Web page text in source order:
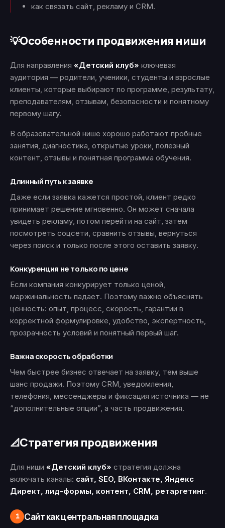
как связать сайт, рекламу и CRM.
💡Особенности продвижения ниши
Для направления «Детский клуб» ключевая
аудитория — родители, ученики, студенты и взрослые
клиенты, которые выбирают по программе, результату,
преподавателям, отзывам, безопасности и понятному
первому шагу.
В образовательной нише хорошо работают пробные
занятия, диагностика, открытые уроки, полезный
контент, отзывы и понятная программа обучения.
Длинный путь к заявке
Даже если заявка кажется простой, клиент редко
принимает решение мгновенно. Он может сначала
увидеть рекламу, потом перейти на сайт, затем
посмотреть соцсети, сравнить отзывы, вернуться
через поиск и только после этого оставить заявку.
Конкуренция не только по цене
Если компания конкурирует только ценой,
маржинальность падает. Поэтому важно объяснять
ценность: опыт, процесс, скорость, гарантии в
корректной формулировке, удобство, экспертность,
прозрачность условий и понятный первый шаг.
Важна скорость обработки
Чем быстрее бизнес отвечает на заявку, тем выше
шанс продажи. Поэтому CRM, уведомления,
телефония, мессенджеры и фиксация источника — не
“дополнительные опции”, а часть продвижения.
📐Стратегия продвижения
Для ниши «Детский клуб» стратегия должна
включать каналы: сайт, SEO, ВКонтакте, Яндекс
Директ, лид-формы, контент, CRM, ретаргетинг.
1 Сайт как центральная площадка